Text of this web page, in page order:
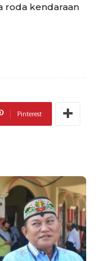
roda kendaraan
Pinterest